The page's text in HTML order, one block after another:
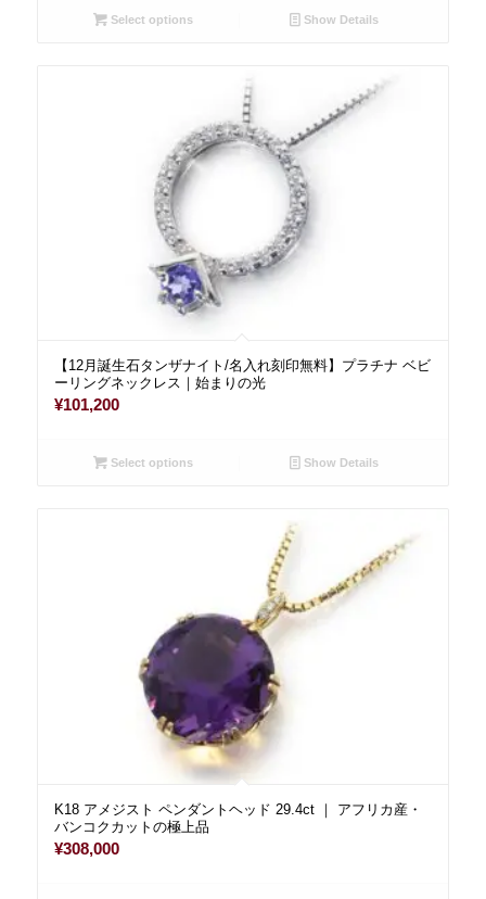
Select options Show Details
【12月誕生石タンザナイト/名入れ刻印無料】プラチナ ベビ
ーリングネックレス｜始まりの光
¥101,200
Select options Show Details
K18 アメジスト ペンダントヘッド 29.4ct ｜ アフリカ産・
バンコクカットの極上品
¥308,000